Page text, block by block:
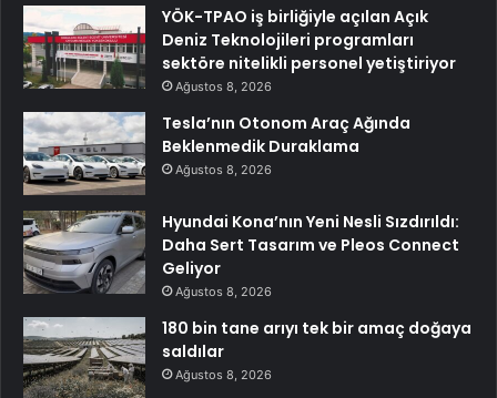
YÖK-TPAO iş birliğiyle açılan Açık
Deniz Teknolojileri programları
sektöre nitelikli personel yetiştiriyor
Ağustos 8, 2026
Tesla’nın Otonom Araç Ağında
Beklenmedik Duraklama
Ağustos 8, 2026
Hyundai Kona’nın Yeni Nesli Sızdırıldı:
Daha Sert Tasarım ve Pleos Connect
Geliyor
Ağustos 8, 2026
180 bin tane arıyı tek bir amaç doğaya
saldılar
Ağustos 8, 2026